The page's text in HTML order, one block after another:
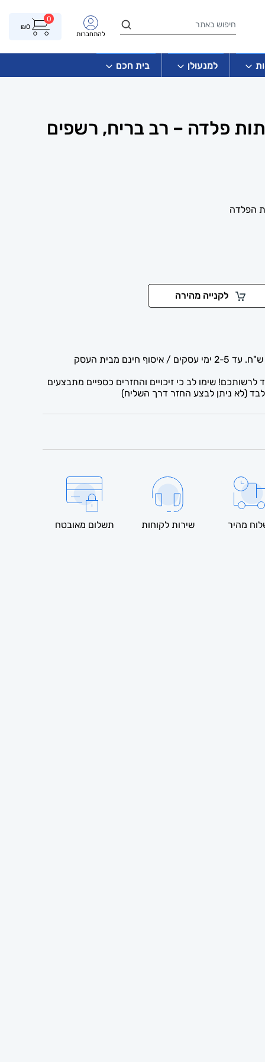
להתחברות
0
₪0
למנעולן בית חכם
פלדה – רב בריח, רשפים
הפלדה
לקנייה מהירה
לרשותכם! שימו לב כי זיכויים והחזרים כספיים מתבצעים
(לא ניתן לבצע החזר דרך השליח)
מהיר שירות לקוחות תשלום מאובטח